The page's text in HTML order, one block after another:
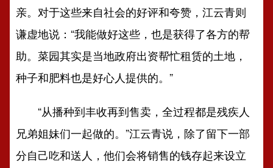
亲。对于这些来自社会的好评和夸赞，江云青则
谦虚地说：“我能做好这些，也是获得了各方的帮
助。菜园其实是当地政府出资帮忙租赁的土地，
种子和肥料也是好心人提供的。”
“从播种到丰收再到售卖，全过程都是残疾人
兄弟姐妹们一起做的。”江云青说，除了留下一部
分自己吃和送人，他们会将销售的钱存起来设立